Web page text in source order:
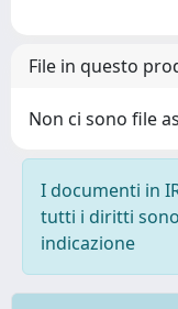
File in questo
Non ci sono file
I documenti in
tutti i diritti
indicazione